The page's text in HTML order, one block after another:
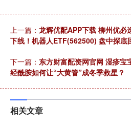
上一篇： 龙辉优配APP下载 柳州优必
下线！机器人ETF(562500) 盘中探底
下一篇： 东方财富配资网官网 湿疹宝
经酰胺如何让“大黄管”成冬季救星？
相关文章